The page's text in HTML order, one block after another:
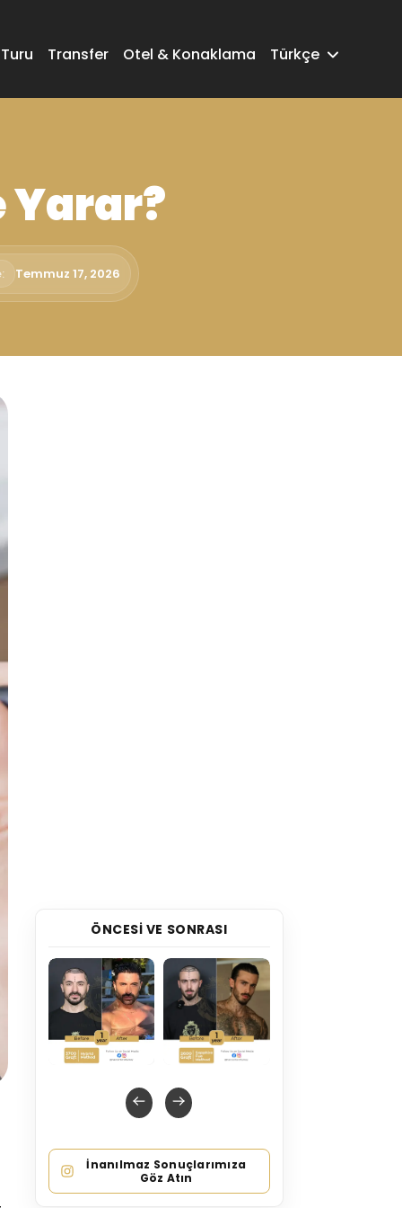
Transfer Otel & Konaklama Türkçe
Yarar?
Temmuz 17, 2026
ÖNCESI VE SONRASI
İnanılmaz Sonuçlarımıza
Göz Atın